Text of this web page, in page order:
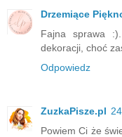
Drzemiące
Fajna sprawa
dekoracji, choć
Odpowiedz
ZuzkaPisze.pl
Powiem Ci że